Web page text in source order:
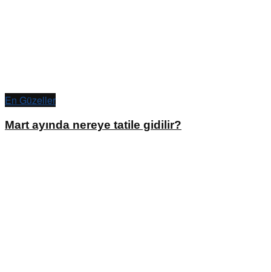
En Güzeller
Mart ayında nereye tatile gidilir?